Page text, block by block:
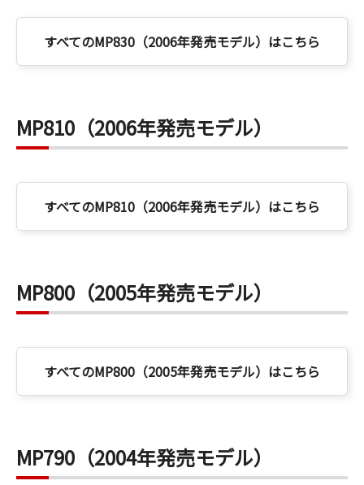
すべてのMP830（2006年発売モデル）はこちら
MP810（2006年発売モデル）
すべてのMP810（2006年発売モデル）はこちら
MP800（2005年発売モデル）
すべてのMP800（2005年発売モデル）はこちら
MP790（2004年発売モデル）